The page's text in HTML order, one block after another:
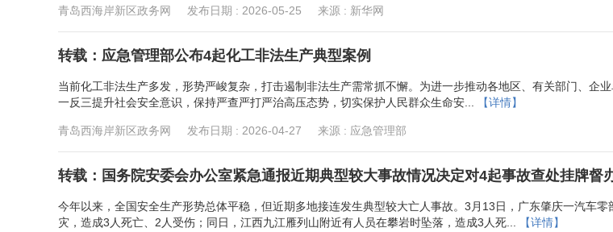
青岛西海岸新区政务网 发布日期 : 2026-05-25 来源 : 新华网
转载：应急管理部公布4起化工非法生产典型案例
当前化工非法生产多发，形势严峻复杂，打击遏制非法生产需常抓不懈。为进一步推动各地区、有关部门、企
一反三提升社会安全意识，保持严查严打严治高压态势，切实保护人民群众生命安...
【详情】
青岛西海岸新区政务网 发布日期 : 2026-04-27 来源 : 应急管理部
转载：国务院安委会办公室紧急通报近期典型较大事故情况决定对4起事故查处挂牌督
今年以来，全国安全生产形势总体平稳，但近期多地接连发生典型较大亡人事故。3月13日，广东肇庆一汽车
灾，造成3人死亡、2人受伤；同日，江西九江雁列山附近有人员在攀岩时坠落，造成3人死...
【详情】